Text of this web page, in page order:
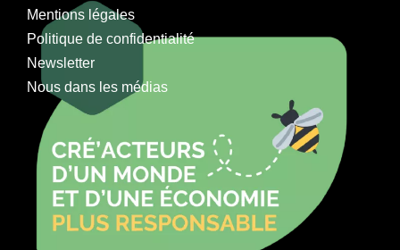
Mentions légales
Politique de confidentialité
Newsletter
Nous dans les médias